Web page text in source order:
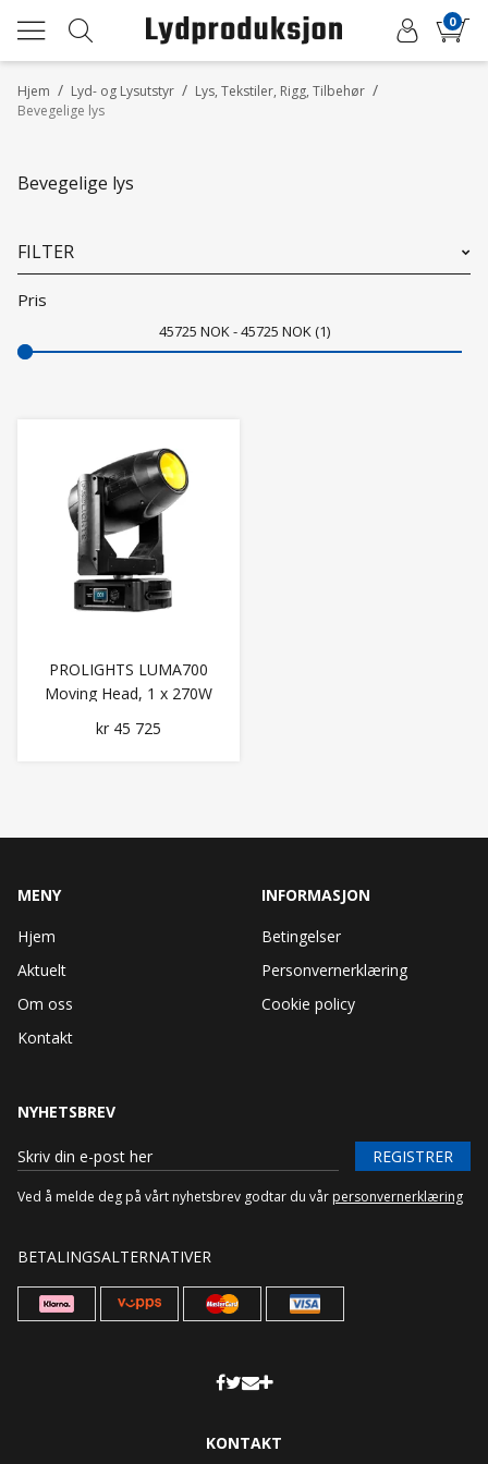
0
/
Hjem /
Lyd- og Lysutstyr /
Lys, Tekstiler, Rigg, Tilbehør
Bevegelige lys
Bevegelige lys
FILTER
Pris
45725 NOK 45725 NOK 1
PROLIGHTS LUMA700
Moving Head, 1 x 270W
White LED
kr 45 725
MENY
Hjem
Aktuelt
Om oss
Kontakt
INFORMASJON
Betingelser
Personvernerklæring
Cookie policy
NYHETSBREV
REGISTRER
Ved å melde deg på vårt nyhetsbrev godtar du vår personvernerklæring
BETALINGSALTERNATIVER
KONTAKT